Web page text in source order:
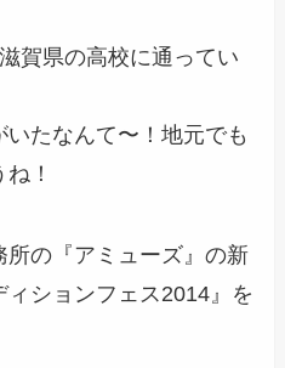
賀県の高校に通ってい
たなんて〜！地元でも
！
所の 『アミューズ』の新
ションフェス2014』を